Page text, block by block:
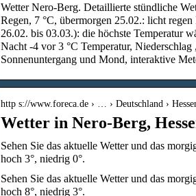
Wetter Nero-Berg. Detaillierte stündliche
Regen, 7 °C, übermorgen 25.02.: licht
26.02. bis 03.03.): die höchste Temperatur
Nacht -4 vor 3 °C Temperatur,
Sonnenuntergang und Mond, interaktive
http s://www.foreca.de › … › Deutschland ›
Wetter in Nero-Berg,
Sehen Sie das aktuelle Wetter und das
hoch 3°, niedrig 0°.
Sehen Sie das aktuelle Wetter und das
hoch 8°, niedrig 3°.